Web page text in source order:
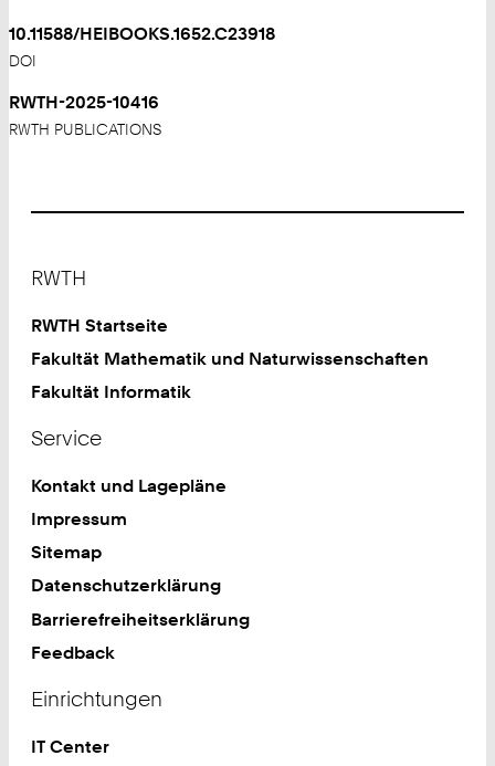
10.11588/HEIBOOKS.1652.C23918
DOI
RWTH-2025-10416
RWTH PUBLICATIONS
RWTH
RWTH Startseite
Fakultät Mathematik und Naturwissenschaften
Fakultät Informatik
Service
Kontakt und Lagepläne
Impressum
Sitemap
Datenschutzerklärung
Barrierefreiheitserklärung
Feedback
Einrichtungen
IT Center